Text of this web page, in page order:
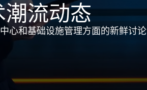
流动态
心和基础设施管理方面的新鲜讨论